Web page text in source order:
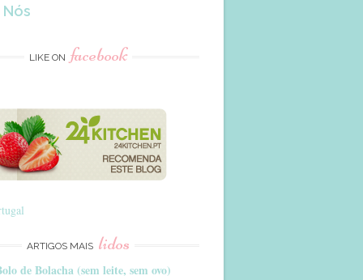
LIKE ON facebook
ARTIGOS MAIS lidos
de Bolacha (sem leite, sem ovo)